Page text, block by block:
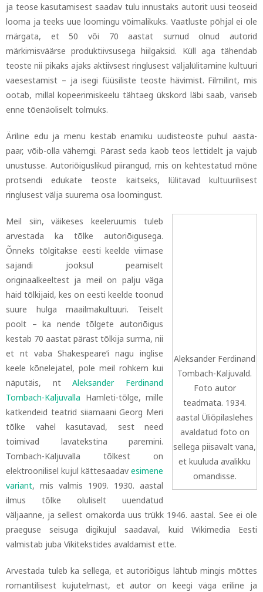
ja teose kasutamisest saadav tulu innustaks autorit uusi teoseid
looma ja teeks uue loomingu võimalikuks. Vaatluste põhjal ei ole
märgata, et 50 või 70 aastat surnud olnud autorid
märkimisväärse produktiivsusega hiilgaksid. Küll aga tähendab
teoste nii pikaks ajaks aktiivsest ringlusest väljalülitamine kultuuri
vaesestamist – ja isegi füüsiliste teoste hävimist. Filmilint, mis
ootab, millal kopeerimiskeelu tähtaeg ükskord läbi saab, variseb
enne tõenäoliselt tolmuks.
Äriline edu ja menu kestab enamiku uudisteoste puhul aasta-
paar, võib-olla vähemgi. Pärast seda kaob teos lettidelt ja vajub
unustusse. Autoriõiguslikud piirangud, mis on kehtestatud mõne
protsendi edukate teoste kaitseks, lülitavad kultuurilisest
ringlusest välja suurema osa loomingust.
Aleksander Ferdinand
Tombach-Kaljuvald.
Foto autor
teadmata. 1934.
aastal Üliõpilaslehes
avaldatud foto on
sellega piisavalt vana,
et kuuluda avalikku
omandisse.
Meil siin, väikeses keeleruumis tuleb
arvestada ka tõlke autoriõigusega.
Õnneks tõlgitakse eesti keelde viimase
sajandi jooksul peamiselt
originaalkeeltest ja meil on palju väga
häid tõlkijaid, kes on eesti keelde toonud
suure hulga maailmakultuuri. Teiselt
poolt – ka nende tõlgete autoriõigus
kestab 70 aastat pärast tõlkija surma, nii
et nt vaba Shakespeare’i nagu inglise
keele kõnelejatel, pole meil rohkem kui
näputäis, ntAleksander Ferdinand
Tombach-Kaljuvalla Hamleti-tõlge, mille
katkendeid teatrid siiamaani Georg Meri
tõlke vahel kasutavad, sest need
toimivad lavatekstina paremini.
Tombach-Kaljuvalla tõlkest on
elektroonilisel kujul kättesaadav esimene
variant, mis valmis 1909. 1930. aastal
ilmus tõlke oluliselt uuendatud
väljaanne, ja sellest omakorda uus trükk 1946. aastal. See ei ole
praeguse seisuga digikujul saadaval, kuid Wikimedia Eesti
valmistab juba Vikitekstides avaldamist ette.
Arvestada tuleb ka sellega, et autoriõigus lähtub mingis mõttes
romantilisest kujutelmast, et autor on keegi väga eriline ja